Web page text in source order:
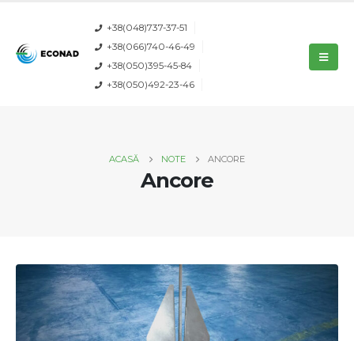
+38(048)737-37-51
+38(066)740-46-49
+38(050)395-45-84
+38(050)492-23-46
ACASĂ NOTE ANCORE
Ancore